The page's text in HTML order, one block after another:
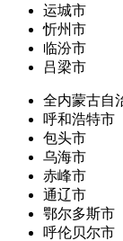
运城市
忻州市
临汾市
吕梁市
全内蒙古自
呼和浩特市
包头市
乌海市
赤峰市
通辽市
鄂尔多斯市
呼伦贝尔市